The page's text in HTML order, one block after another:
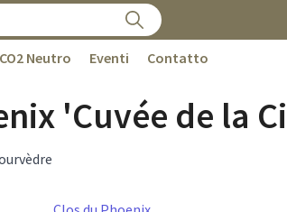
CO2 Neutro Eventi Contatto
'Cuvée de la